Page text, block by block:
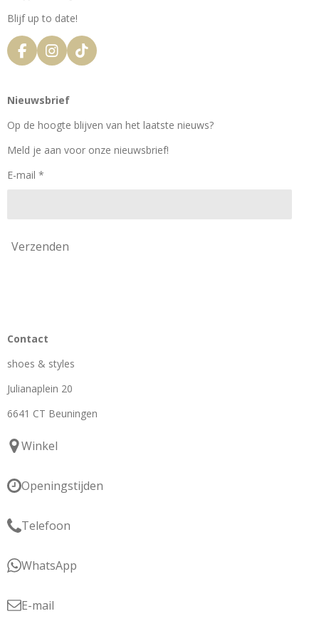
Blijf up to date!
F
a
e
o
k
I
n
t
g
a
T
i
k
Nieuwsbrief
Op de hoogte blijven van het laatste nieuws?
Meld je aan voor onze nieuwsbrief!
E-mail *
Verzenden
Contact
shoes & styles
Julianaplein 20
6641 CT Beuningen
Winkel
Openingstijden
Telefoon
WhatsApp
E-mail